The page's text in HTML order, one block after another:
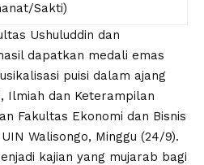
Sakti)
Ushuluddin dan
dapatkan medali emas
puisi dalam ajang
Ilmiah dan Keterampilan
Fakultas Ekonomi dan Bisnis
Walisongo, Minggu (24/9).
kajian yang mujarab bagi